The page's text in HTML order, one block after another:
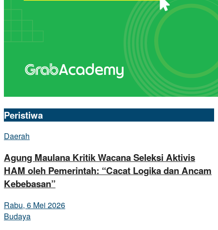
Peristiwa
Daerah
Agung Maulana Kritik Wacana Seleksi Aktivis
HAM oleh Pemerintah: “Cacat Logika dan Ancam
Kebebasan”
Rabu, 6 Mei 2026
Budaya